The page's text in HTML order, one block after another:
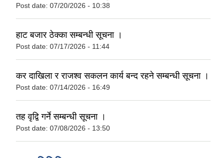
Post date: 07/20/2026 - 10:38
हाट बजार ठेक्का सम्बन्धी सूचना ।
Post date: 07/17/2026 - 11:44
कर दाखिला र राजश्व स‌कलन कार्य बन्द रहने सम्बन्धी सूचना ।
Post date: 07/14/2026 - 16:49
तह वृद्वि गर्ने सम्बन्धी सूचना ।
Post date: 07/08/2026 - 13:50